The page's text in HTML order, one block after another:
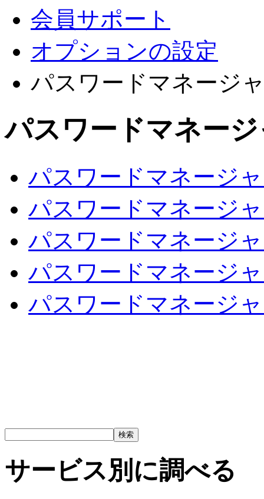
会員サポート
オプションの設定
パスワードマネージ
パスワードマネー
パスワードマネージ
パスワードマネージ
パスワードマネージ
パスワードマネージ
パスワードマネージ
サービス別に調べる